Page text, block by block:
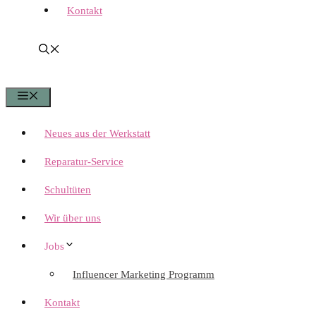
Kontakt
Neues aus der Werkstatt
Reparatur-Service
Schultüten
Wir über uns
Jobs
Influencer Marketing Programm
Kontakt